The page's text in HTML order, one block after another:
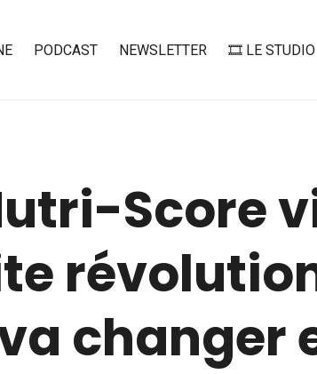
PODCAST NEWSLETTER 🎞️ LE STUDIO
Score
changer